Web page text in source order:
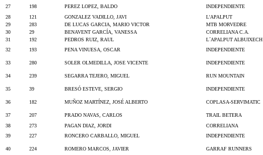
27 198 PEREZ LOPEZ, BALDO INDEPENDIENTE
28
121 GONZALEZ VADILLO, JAVI L'APALPUT
29
283 DE LUCAS GARCIA, MARIO VICTOR MTB MORVEDRE
30
29 BENAVENT GARCÍA, VANESSA CORRELIANA C.A.
31
192 PEDROS RUIZ, RAUL L´APALPUT ALBUIXECH
32
193 PENA VINUESA, OSCAR INDEPENDIENTE
33 280 SOLER OLMEDILLA, JOSE VICENTE INDEPENDIENTE
34 239 SEGARRA TEJERO, MIGUEL RUN MOUNTAIN
35 39 BRESÓ ESTEVE, SERGIO INDEPENDIENTE
36 182 MUÑOZ MARTÍNEZ, JOSÉ ALBERTO COPLASA-SERVIMATIC
37 207 PRADO NAVAS, CARLOS TRAIL BETERA
38
273 PAGAN DIAZ, JORDI CORRELIANA
39
227 RONCERO CARBALLO, MIGUEL INDEPENDIENTE
40 224 ROMERO MARCOS, JAVIER GARRAF RUNNERS